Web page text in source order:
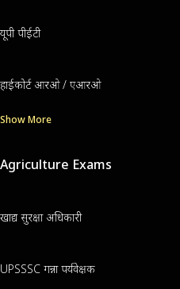
यूपी पीईटी
हाईकोर्ट आरओ / एआरओ
Show More
Agriculture Exams
खाद्य सुरक्षा अधिकारी
UPSSSC गन्ना पर्यवेक्षक